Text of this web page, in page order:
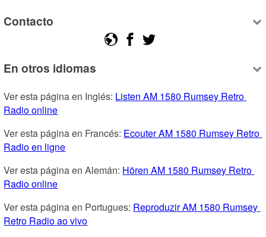
Contacto
En otros idiomas
Ver esta página en Inglés: Listen AM 1580 Rumsey Retro
Radio online
Ver esta página en Francés: Ecouter AM 1580 Rumsey Retro
Radio en ligne
Ver esta página en Alemán: Hören AM 1580 Rumsey Retro
Radio online
Ver esta página en Portugues: Reproduzir AM 1580 Rumsey
Retro Radio ao vivo